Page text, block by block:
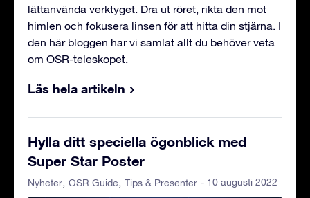
lättanvända verktyget. Dra ut röret, rikta den mot
himlen och fokusera linsen för att hitta din stjärna. I
den här bloggen har vi samlat allt du behöver veta
om OSR-teleskopet.
Läs hela artikeln
Hylla ditt speciella ögonblick med
Super Star Poster
Nyheter OSR Guide Tips & Presenter - 10 augusti 2022